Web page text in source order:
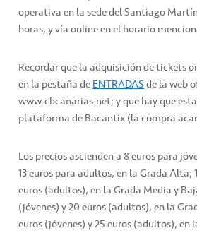
operativa en la sede del Santiago
horas, y vía online en el horario
Recordar que la adquisición de tickets
en la pestaña deENTRADASde la web
www.cbcanarias.net; y que hay que
plataforma de Bacantix (la compra
Los precios ascienden a 8 euros para
13 euros para adultos, en la Grada Alta;
euros (adultos), en la Grada Media y
(jóvenes) y 20 euros (adultos), en la
euros (jóvenes) y 25 euros (adultos), en